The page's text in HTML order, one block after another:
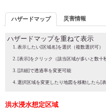
ハザードマップ 災害情報
ハザードマップを重ねて表示
表示したい[区域名]を選択（複数選択可）
[表示]をクリック（該当区域が多いと数十
[詳細]で透過率を変更可能
選択区域を変更したり地図を移動したら[
洪水浸水想定区域